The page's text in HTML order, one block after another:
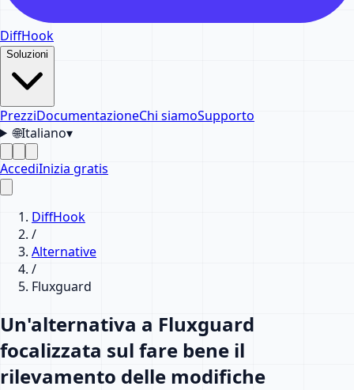
DiffHook
Soluzioni
PrezziDocumentazioneChi siamoSupporto
🌐Italiano▾
AccediInizia gratis
DiffHook
/
Alternative
/
Fluxguard
Un'alternativa a Fluxguard
focalizzata sul fare bene il
rilevamento delle modifiche